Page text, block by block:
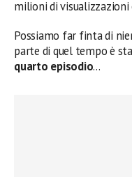
milioni di
Possiamo far finta di
parte di quel tempo è
quarto episodio…